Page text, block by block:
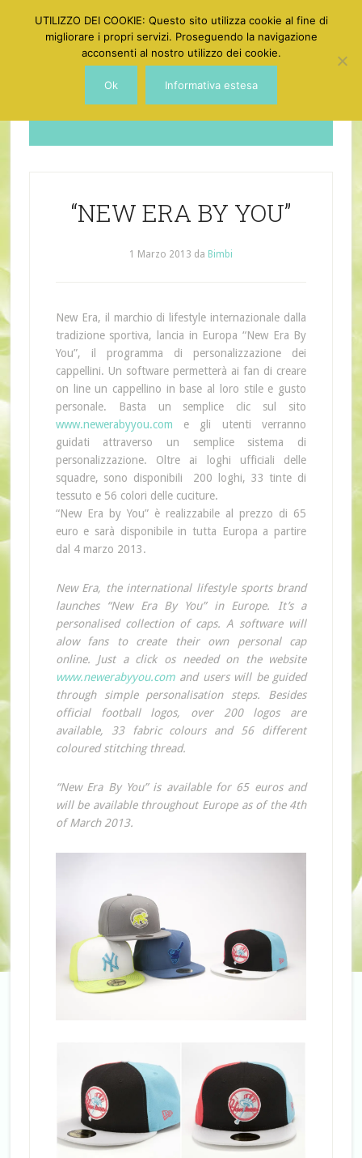
Dotgirl
“NEW ERA BY YOU”
1 Marzo 2013 da Bimbi
New Era, il marchio di lifestyle internazionale dalla
tradizione sportiva, lancia in Europa “New Era By
You”, il programma di personalizzazione dei
cappellini. Un software permetterà ai fan di creare
on line un cappellino in base al loro stile e gusto
personale. Basta un semplice clic sul sito
www.newerabyyou.com e gli utenti verranno
guidati attraverso un semplice sistema di
personalizzazione. Oltre ai loghi ufficiali delle
squadre, sono disponibili 200 loghi, 33 tinte di
tessuto e 56 colori delle cuciture.
“New Era by You” è realizzabile al prezzo di 65
euro e sarà disponibile in tutta Europa a partire
dal 4 marzo 2013.
New Era, the international lifestyle sports brand
launches “New Era By You” in Europe. It’s a
personalised collection of caps. A software will
alow fans to create their own personal cap
online. Just a click os needed on the website
www.newerabyyou.comand users will be guided
through simple personalisation steps. Besides
official football logos, over 200 logos are
available, 33 fabric colours and 56 different
coloured stitching thread.
“New Era By You” is available for 65 euros and
will be available throughout Europe as of the 4th
of March 2013.
UTILIZZO DEI COOKIE: Questo sito utilizza cookie al fine di
migliorare i propri servizi. Proseguendo la navigazione
acconsenti al nostro utilizzo dei cookie.
Ok Informativa estesa